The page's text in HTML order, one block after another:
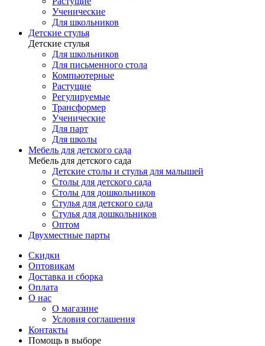
Ученические
Для школьников
Детские стулья
Детские стулья
Для школьников
Для письменного стола
Компьютерные
Растущие
Регулируемые
Трансформер
Ученические
Для парт
Для школы
Мебель для детского сада
Мебель для детского сада
Детские столы и стулья для малышей
Столы для детского сада
Столы для дошкольников
Стулья для детского сада
Стулья для дошкольников
Оптом
Двухместные парты
Скидки
Оптовикам
Доставка и сборка
Оплата
О нас
О магазине
Условия соглашения
Контакты
Помощь в выборе